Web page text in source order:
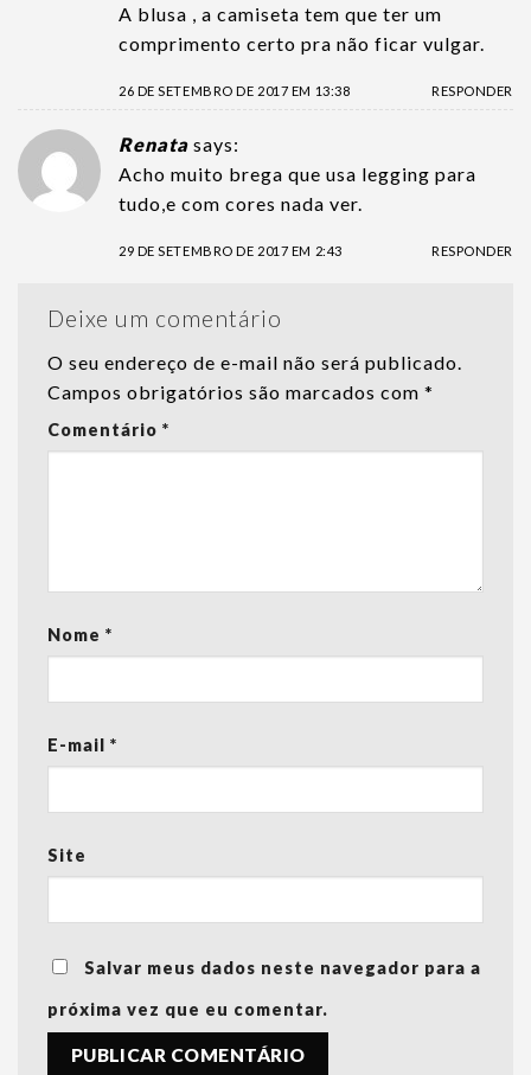
A blusa , a camiseta tem que ter um
comprimento certo pra não ficar vulgar.
26 DE SETEMBRO DE 2017 EM 13:38 RESPONDER
Renata says:
Acho muito brega que usa legging para
tudo,e com cores nada ver.
29 DE SETEMBRO DE 2017 EM 2:43 RESPONDER
Deixe um comentário
O seu endereço de e-mail não será publicado.
Campos obrigatórios são marcados com *
Comentário *
Nome *
E-mail *
Site
Salvar meus dados neste navegador para a
próxima vez que eu comentar.